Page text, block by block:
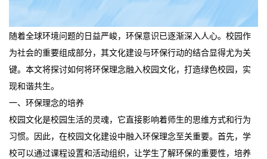
随着全球环境问题的日益严峻，环保意识已逐渐深入人心。校园作
为社会的重要组成部分，其文化建设与环保行动的结合显得尤为关
键。本文将探讨如何将环保理念融入校园文化，打造绿色校园，实
现和谐共生。
一、环保理念的培养
校园文化是校园生活的灵魂，它直接影响着师生的思维方式和行为
习惯。因此，在校园文化建设中融入环保理念至关重要。首先，学
校可以通过课程设置和活动组织，让学生了解环保的重要性，培养